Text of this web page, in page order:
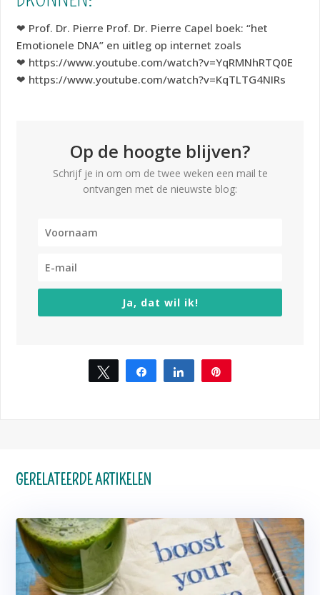
❤ Prof. Dr. Pierre Prof. Dr. Pierre Capel boek: “het
Emotionele DNA” en uitleg op internet zoals
❤ https://www.youtube.com/watch?v=YqRMNhRTQ0E
❤ https://www.youtube.com/watch?v=KqTLTG4NIRs
Op de hoogte blijven?
Schrijf je in om om de twee weken een mail te
ontvangen met de nieuwste blog:
Ja, dat wil ik!
Tweet Share Share
GERELATEERDE ARTIKELEN